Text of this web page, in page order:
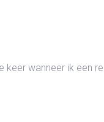
keer wanneer ik een